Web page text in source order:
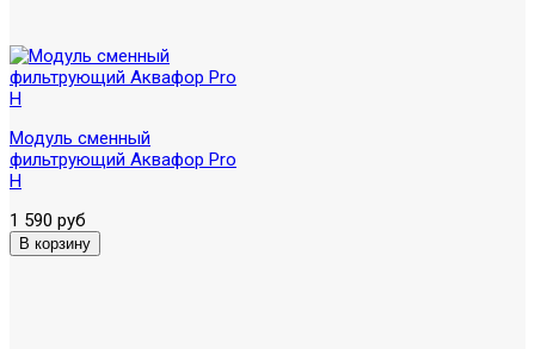
Модуль сменный
фильтрующий Аквафор Pro
H
1 590 руб